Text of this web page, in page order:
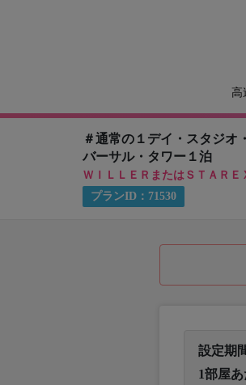
高
＃通常の１デイ・スタジ
バーサル・タワー１泊
ＷＩＬＬＥＲまたはＳＴＡＲ
プランID： 71530
設定期
1部屋